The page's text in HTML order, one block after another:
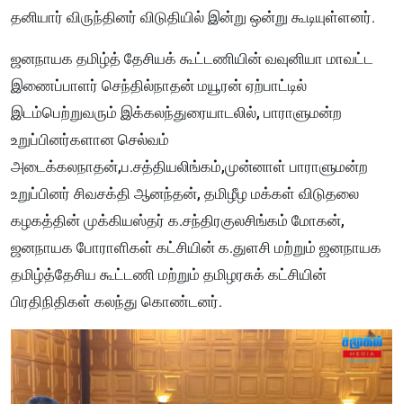
தனியார் விருந்தினர் விடுதியில் இன்று ஒன்று கூடியுள்ளனர்.
ஜனநாயக தமிழ்த் தேசியக் கூட்டணியின் வவுனியா மாவட்ட
இணைப்பாளர் செந்தில்நாதன் மயூரன் ஏற்பாட்டில்
இடம்பெற்றுவரும் இக்கலந்துரையாடலில், பாராளுமன்ற
உறுப்பினர்களான செல்வம்
அடைக்கலநாதன்,ப.சத்தியலிங்கம்,முன்னாள் பாராளுமன்ற
உறுப்பினர் சிவசக்தி ஆனந்தன், தமிழீழ மக்கள் விடுதலை
கழகத்தின் முக்கியஸ்தர் க.சந்திரகுலசிங்கம் மோகன்,
ஜனநாயக போராளிகள் கட்சியின் க.துளசி மற்றும் ஜனநாயக
தமிழ்த்தேசிய கூட்டணி மற்றும் தமிழரசுக் கட்சியின்
பிரதிநிதிகள் கலந்து கொண்டனர்.